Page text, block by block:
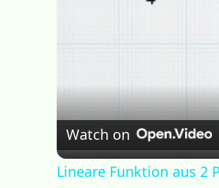
Watch on
Lineare Funktion aus 2